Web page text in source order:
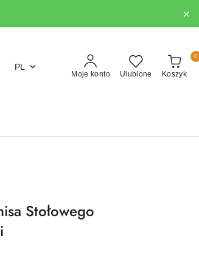
PL
Moje konto Ulubione Koszyk
0
Stołowego